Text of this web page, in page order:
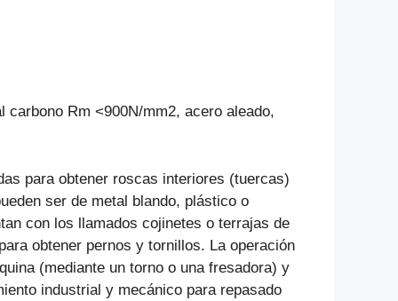
carbono Rm <900N/mm2, acero aleado,
para obtener roscas interiores (tuercas)
ser de metal blando, plástico o
con los llamados cojinetes o terrajas de
obtener pernos y tornillos. La operación
(mediante un torno o una fresadora) y
industrial y mecánico para repasado